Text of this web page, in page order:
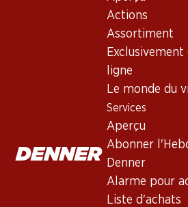
Actions
Assortiment
Exclusivement
ligne
Le monde du
Services
Aperçu
Abonner
Denner
Alarme pour
Liste d'achats
France ,Bordeaux, 2006
France, Bordeaux, 2006, 75 cl
Bon à savoir